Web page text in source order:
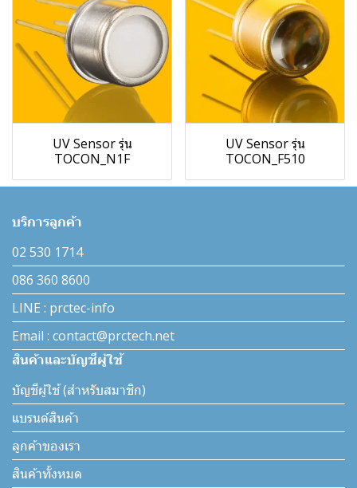
UV Sensor รุ่น
TOCON_N1F
UV Sensor รุ่น
TOCON_F510
บริการลูกค้า
02 530 1714
086 360 8600
LINE : prctec-info
Email : contact@prctech.net
สินค้าและบัญชีผู้ใช้
บัญชีผู้ใช้ (สำหรับสมาชิก)
แบรนด์สินค้า
ลูกค้าของเรา
สินค้าทั้งหมด